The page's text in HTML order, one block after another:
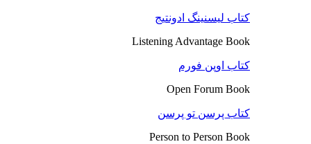
کتاب لیسنینگ ادونتیج
Listening Advantage Book
کتاب اوپن فورم
Open Forum Book
کتاب پرسن تو پرسن
Person to Person Book